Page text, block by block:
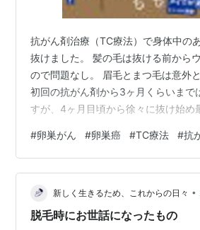
抗がん剤治療（TC療法）で身体中の
抜けました。 髪の毛は抜ける前から
ので問題なし。 眉毛とまつ毛は意外
初回の抗がん剤から3ヶ月くらいまで
すが、4ヶ月目頃から徐々に抜け始め
かった時に、心配してくれた大学生の
画を教えてくれました。
性なんです。おばさん全く存じ上げ
っ子に感謝です。 抗がん剤による副
ませんが、ご病気による脱毛は同じ
#卵巣がん #卵巣癌 #TC療法 #抗
新しく生きるため、これからの日々 •
脱毛時にお世話になったもの